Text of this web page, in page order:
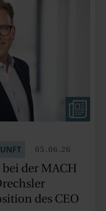
05.06.26
der MACH
des CEO